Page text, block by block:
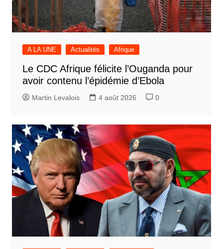
A LA UNE Actualités Afrique
Le CDC Afrique félicite l’Ouganda pour
avoir contenu l’épidémie d’Ebola
Martin Levalois 4 août 2026 0